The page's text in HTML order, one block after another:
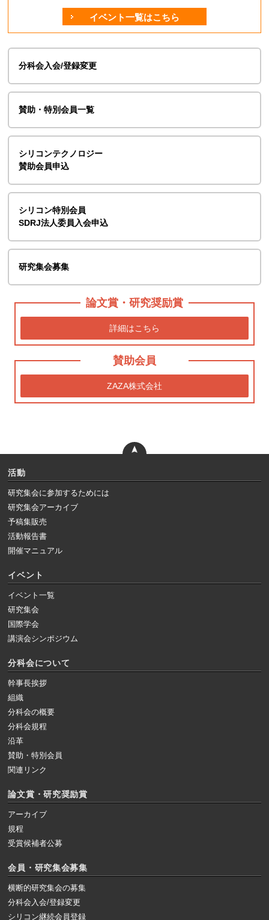
イベント一覧はこちら
分科会入会/登録変更
賛助・特別会員一覧
シリコンテクノロジー
賛助会員申込
シリコン特別会員
SDRJ法人委員入会申込
研究集会募集
論文賞・研究奨励賞
詳細はこちら
賛助会員
ZAZA株式会社
活動
研究集会に参加するためには
研究集会アーカイブ
予稿集販売
活動報告書
開催マニュアル
イベント
イベント一覧
研究集会
国際学会
講演会シンポジウム
分科会について
幹事長挨拶
組織
分科会の概要
分科会規程
沿革
賛助・特別会員
関連リンク
論文賞・研究奨励賞
アーカイブ
規程
受賞候補者公募
会員・研究集会募集
横断的研究集会の募集
分科会入会/登録変更
シリコン継続会員登録